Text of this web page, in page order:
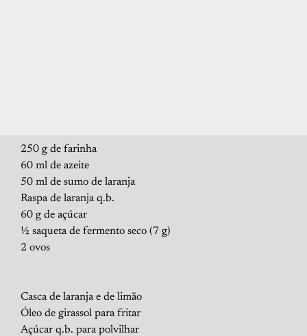
250 g de farinha
60 ml de azeite
50 ml de sumo de laranja
Raspa de laranja q.b.
60 g de açúcar
½ saqueta de fermento seco (7 g)
2 ovos
Casca de laranja e de limão
Óleo de girassol para fritar
Açúcar q.b. para polvilhar